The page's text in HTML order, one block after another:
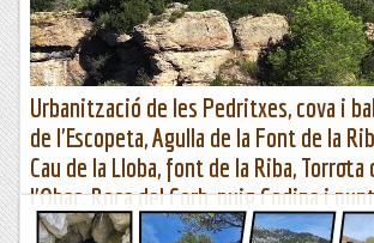
TrailRunningMallorca – Correr por la isla de Mallorca
Urbanització de les Pedritxes, cova i
de l'Escopeta, Agulla de la Font de la
Cau de la Lloba, font de la Riba, Torrota
l'Obac, Roca del Corb, puig Codina i
dels Caus Cremats